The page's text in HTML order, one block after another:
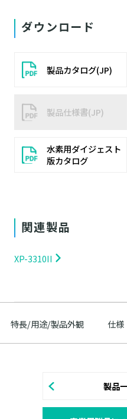
ダウンロード
製品カタログ(JP)
製品仕様書(JP)
水素用ダイジェスト
版カタログ
関連製品
XP-3310II
特長/用途/製品外観 仕様
製品